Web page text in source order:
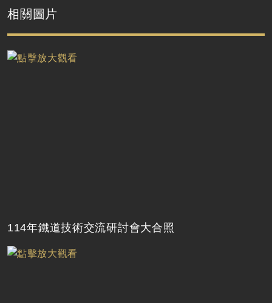
相關圖片
114年鐵道技術交流研討會大合照